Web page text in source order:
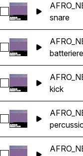
Sélectionnez
snare
Sélectionnez
batterie
Sélectionnez
kick
Sélectionnez